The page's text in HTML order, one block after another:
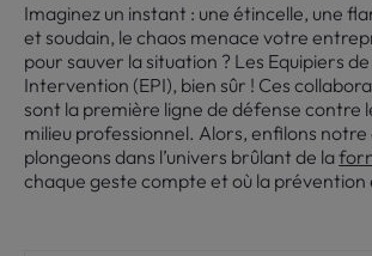
Imaginez un instant : une étincelle, une
et soudain, le chaos menace votre
pour sauver la situation ? Les Equipiers
Intervention (EPI), bien sûr ! Ces
sont la première ligne de défense contre
milieu professionnel. Alors, enfilons
plongeons dans l’univers brûlant de la
chaque geste compte et où la prévention